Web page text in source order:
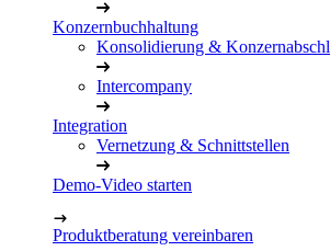
Konzernbuchhaltung
Konsolidierung &
Intercompany
Integration
Vernetzung & Schnittstellen
Demo-Video starten
Produktberatung vereinbaren